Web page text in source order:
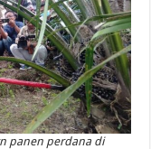
panen perdana di